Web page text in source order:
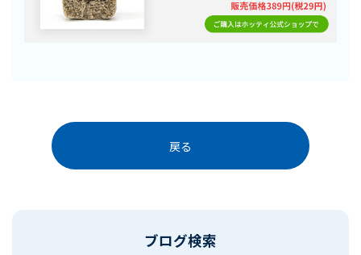
戻る
ブログ検索